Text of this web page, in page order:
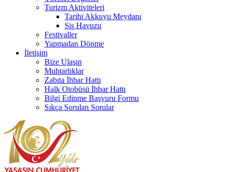
Turizm Aktiviteleri
Tarihi Akkuyu Meydanı
Sis Havuzu
Festivaller
Yapmadan Dönme
İletişim
Bize Ulaşın
Muhtarlıklar
Zabıta İhbar Hattı
Halk Otobüsü İhbar Hattı
Bilgi Edinme Başvuru Formu
Sıkça Sorulan Sorular